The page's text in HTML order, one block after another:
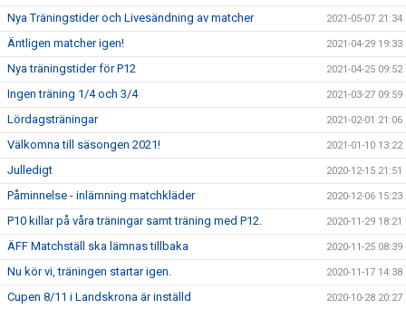
Nya Träningstider och Livesändning av matcher 2021-05-07 21:34
Äntligen matcher igen! 2021-04-29 19:33
Nya träningstider för P12 2021-04-25 09:52
Ingen träning 1/4 och 3/4 2021-03-27 09:59
Lördagsträningar 2021-02-01 21:06
Välkomna till säsongen 2021! 2021-01-10 13:22
Julledigt 2020-12-15 21:51
Påminnelse - inlämning matchkläder 2020-12-06 15:23
P10 killar på våra träningar samt träning med P12. 2020-11-29 18:21
ÄFF Matchställ ska lämnas tillbaka 2020-11-25 08:39
Nu kör vi, träningen startar igen. 2020-11-17 14:38
Cupen 8/11 i Landskrona är inställd 2020-10-28 20:27